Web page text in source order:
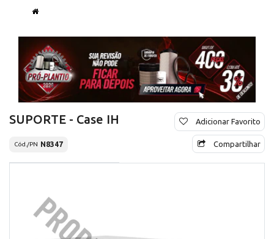
SUPORTE - Case IH
Cód./PN N8347
Adicionar Favorito
Compartilhar